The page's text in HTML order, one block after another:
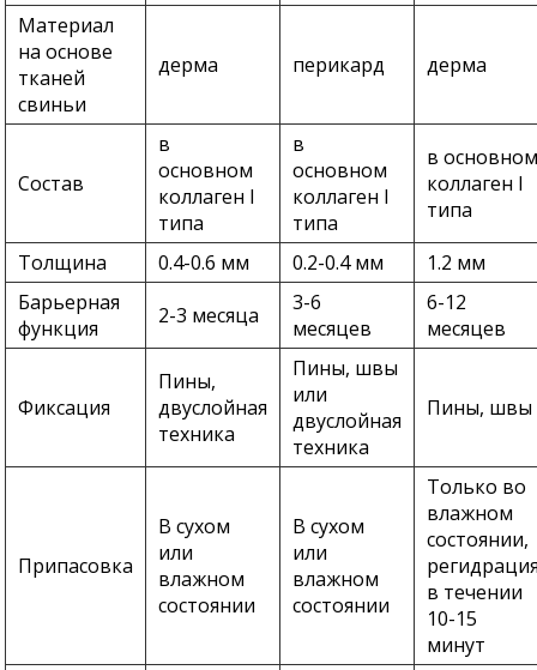
Материал
на основе
тканей
свиньи
дерма перикард дерма
Состав
в
основном
коллаген I
типа
в
основном
коллаген I
типа
в
коллаген I
типа
Толщина
0.4-0.6 мм 0.2-0.4 мм
1.2 мм
Барьерная
функция
2-3 месяца
3-6
месяцев
6-12
месяцев
Фиксация
Пины,
двуслойная
техника
Пины, швы
или
двуслойная
техника
Пины, швы
Припасовка
В сухом
или
влажном
состоянии
В сухом
или
влажном
состоянии
Только во
влажном
состоянии,
в течении
10-15
минут